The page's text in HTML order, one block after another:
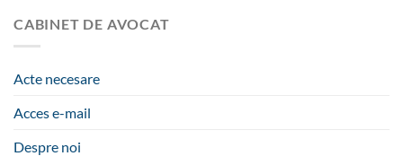
CABINET DE AVOCAT
Acte necesare
Acces e-mail
Despre noi